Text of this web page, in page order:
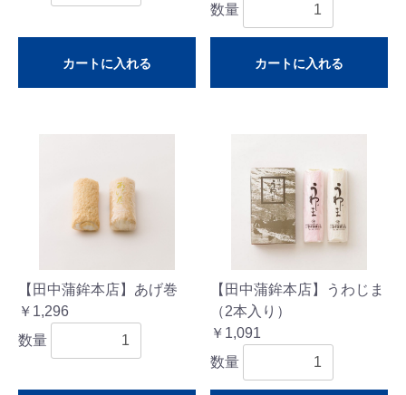
カートに入れる
数量
カートに入れる
【田中蒲鉾本店】あげ巻
￥1,296
数量
【田中蒲鉾本店】うわじま
（2本入り）
￥1,091
数量